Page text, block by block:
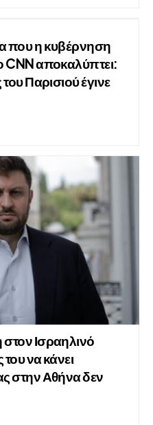
που η κυβέρνηση
CNN αποκαλύπτει:
Παρισιού έγινε
Ισραηλινό
να κάνει
στην Αθήνα δεν